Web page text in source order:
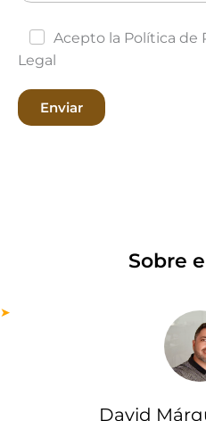
Acepto la Política de
Legal
Enviar
Sobre
David